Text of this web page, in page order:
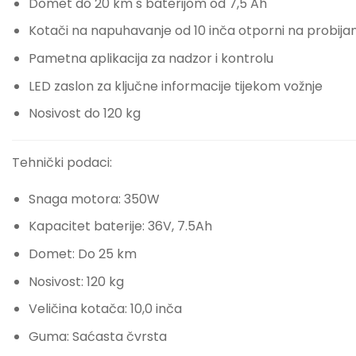
Kotači na napuhavanje od 10 inča otporni na
Pametna aplikacija za nadzor i kontrolu
LED zaslon za ključne informacije tijekom vožnje
Nosivost do 120 kg
Tehnički podaci:
Snaga motora: 350W
Kapacitet baterije: 36V, 7.5Ah
Domet: Do 25 km
Nosivost: 120 kg
Veličina kotača: 10,0 inča
Guma: Saćasta čvrsta